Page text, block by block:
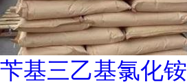
苄基三乙基氯化铵